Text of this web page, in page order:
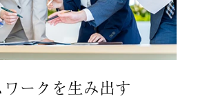
ークを生み出す